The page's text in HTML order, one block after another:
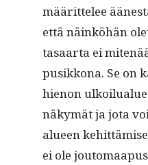
määrit­telee
että näinköhän
tasaar­ta ei
pusikkona. Se on
hienon
näkymät ja jota
alueen
ei ole